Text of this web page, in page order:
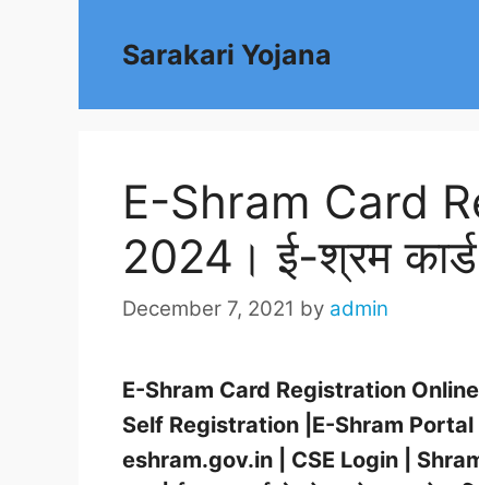
Sarakari Yojana
E-Shram Card
2024। ई-श्रम कार्ड
December 7, 2021 by admin
E-Shram Card Registration
Self Registration |E-Shram Portal
eshram.gov.in | CSE Login |